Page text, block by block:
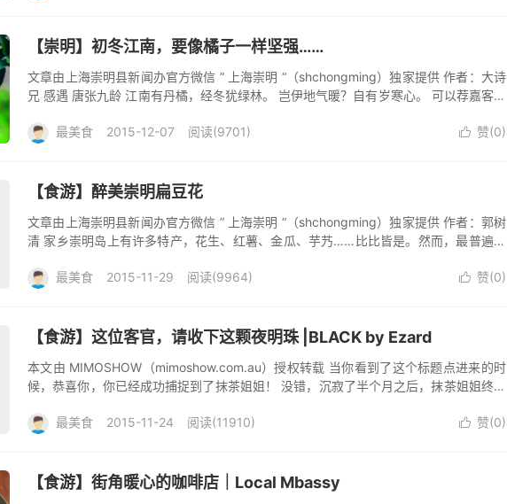
【崇明】初冬江南，要像橘子一样坚强……
文章由上海崇明县新闻办官方微信 ” 上海崇明 “（shchongming）独家提供 作者：大诗
兄 感遇 唐张九龄 江南有丹橘，经冬犹绿林。 岂伊地气暖？自有岁寒心。 可以荐嘉客，
 赞(0)
最美食 2015-12-07 阅读(9701)
【食游】醉美崇明扁豆花
文章由上海崇明县新闻办官方微信 ” 上海崇明 “（shchongming）独家提供 作者：郭树
清 家乡崇明岛上有许多特产，花生、红薯、金瓜、芋艿……比比皆是。然而，最普遍、
 赞(0)
最美食 2015-11-29 阅读(9964)
【食游】这位客官，请收下这颗夜明珠 |BLACK by Ezard
本文由 MIMOSHOW（mimoshow.com.au）授权转载 当你看到了这个标题点进来的时
候，恭喜你，你已经成功捕捉到了抹茶姐姐！ 没错，沉寂了半个月之后，抹茶姐姐终于
 赞(0)
最美食 2015-11-24 阅读(11910)
【食游】街角暖心的咖啡店｜Local Mbassy